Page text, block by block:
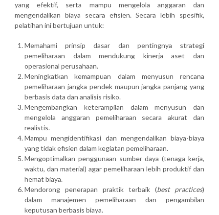
yang efektif, serta mampu mengelola anggaran dan
mengendalikan biaya secara efisien. Secara lebih spesifik,
pelatihan ini bertujuan untuk:
Memahami prinsip dasar dan pentingnya strategi
pemeliharaan dalam mendukung kinerja aset dan
operasional perusahaan.
Meningkatkan kemampuan dalam menyusun rencana
pemeliharaan jangka pendek maupun jangka panjang yang
berbasis data dan analisis risiko.
Mengembangkan keterampilan dalam menyusun dan
mengelola anggaran pemeliharaan secara akurat dan
realistis.
Mampu mengidentifikasi dan mengendalikan biaya-biaya
yang tidak efisien dalam kegiatan pemeliharaan.
Mengoptimalkan penggunaan sumber daya (tenaga kerja,
waktu, dan material) agar pemeliharaan lebih produktif dan
hemat biaya.
Mendorong penerapan praktik terbaik (best practices)
dalam manajemen pemeliharaan dan pengambilan
keputusan berbasis biaya.